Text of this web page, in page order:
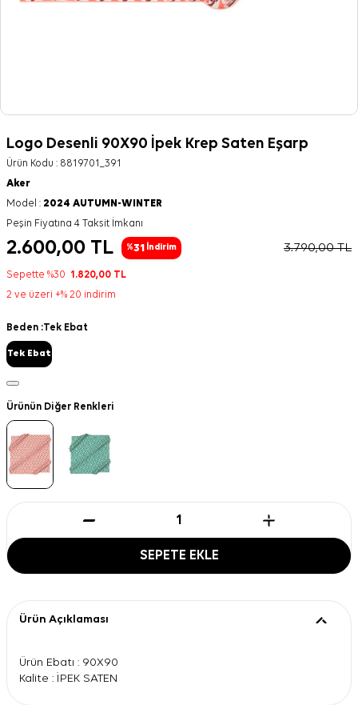
Logo Desenli 90X90 İpek Krep Saten Eşarp
Ürün Kodu : 8819701_391
Aker
Model : 2024 AUTUMN-WINTER
Peşin Fiyatına 4 Taksit İmkanı
2.600,00 TL %31 İndirim 3.790,00TL
Sepette %30 1.820,00 TL
2 ve üzeri +% 20 indirim
Beden :Tek Ebat
Tek Ebat
Ürünün Diğer Renkleri
SEPETE EKLE
Ürün Açıklaması
Ürün Ebatı : 90X90
Kalite : İPEK SATEN